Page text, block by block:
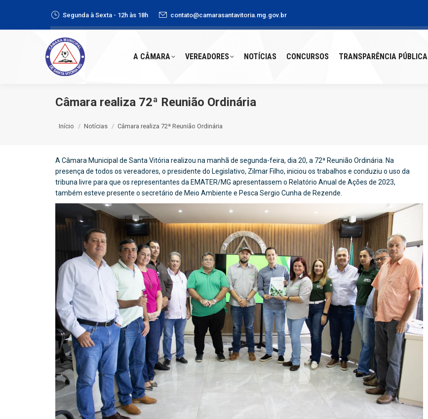
Segunda à Sexta - 12h às 18h contato@camarasantavitoria.mg.gov.br
A CÂMARA VEREADORES NOTÍCIAS CONCURSOS TRANSPARÊNCIA PÚBLICA
Câmara realiza 72ª Reunião Ordinária
Início Notícias Câmara realiza 72ª Reunião Ordinária
A Câmara Municipal de Santa Vitória realizou na manhã de segunda-feira, dia 20, a 72ª Reunião Ordinária. Na
presença de todos os vereadores, o presidente do Legislativo, Zilmar Filho, iniciou os trabalhos e conduziu o uso da
tribuna livre para que os representantes da EMATER/MG apresentassem o Relatório Anual de Ações de 2023,
também esteve presente o secretário de Meio Ambiente e Pesca Sergio Cunha de Rezende.
A CÂMARA VEREADORES NOTÍCIAS CONCURSOS